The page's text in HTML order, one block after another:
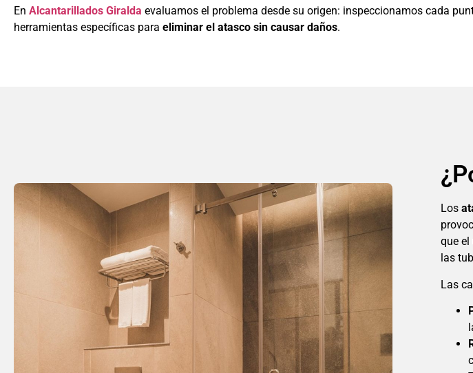
En Alcantarillados Giralda evaluamos el problema desde su origen: inspeccionamos cada
herramientas específicas para eliminar el atasco sin causar daños.
Los
que el
las
Las